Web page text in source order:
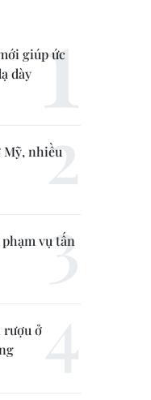
giúp ức
dày
Mỹ, nhiều
vụ tấn
rượu ở